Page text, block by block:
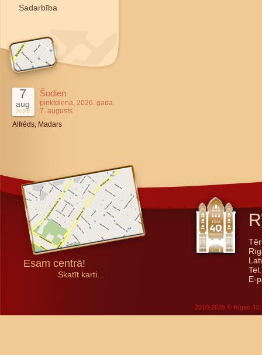
Sadarbība
7
aug
2026
Šodien
piektdiena, 2026. gada
7. augusts
Alfrēds, Madars
Esam centrā!
Skatīt karti...
E-
2010-2026 © Rīgas